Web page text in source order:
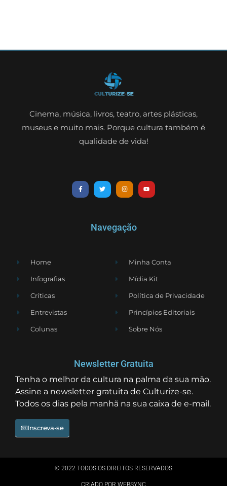
Cinema, música, livros, teatro, artes plásticas,
museus e muito mais. Porque cultura também é
qualidade de vida!
Navegação
Home
Infografias
Críticas
Entrevistas
Colunas
Minha Conta
Mídia Kit
Política de Privacidade
Princípios Editoriais
Sobre Nós
Newsletter Gratuita
Tenha o melhor da cultura na palma da sua mão.
Assine a newsletter gratuita de Culturize-se.
Todos os dias pela manhã na sua caixa de e-mail.
Inscreva-se
© 2022 TODOS OS DIREITOS RESERVADOS
CRIADO POR WEBSYNC